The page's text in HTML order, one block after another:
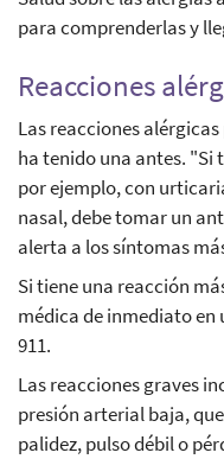
para comprenderlas y
Reacciones
Las reacciones
ha tenido una antes. "Si
por ejemplo, con
nasal, debe tomar un
alerta a los síntomas
Si tiene una reacción
médica de inmediato en
911.
Las reacciones graves
presión arterial baja,
palidez, pulso débil o